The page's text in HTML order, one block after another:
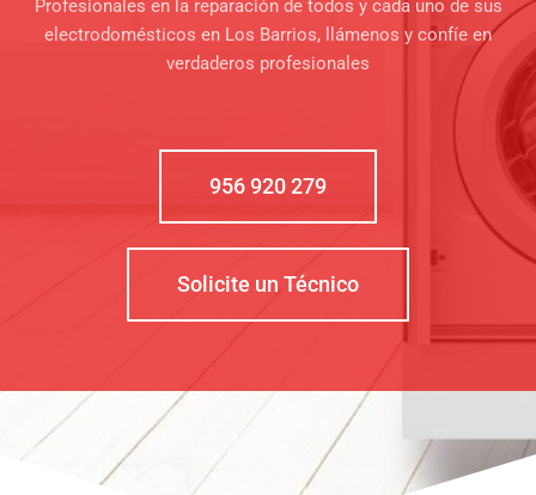
Profesionales en la reparación de todos y cada uno de sus
electrodomésticos en Los Barrios, llámenos y confíe en
verdaderos profesionales
956 920 279
Solicite un Técnico